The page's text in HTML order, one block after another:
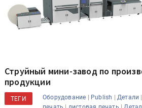
Струйный мини-завод по
продукции
ТЕГИ Оборудование | Publish | Детали |